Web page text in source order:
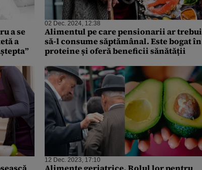
a se
a
02 Dec. 2024, 12:38
Alimentul pe care pensionarii ar trebui
să-l consume săptămânal. Este bogat în
proteine și oferă beneficii sănătății
12 Dec. 2023, 17:10